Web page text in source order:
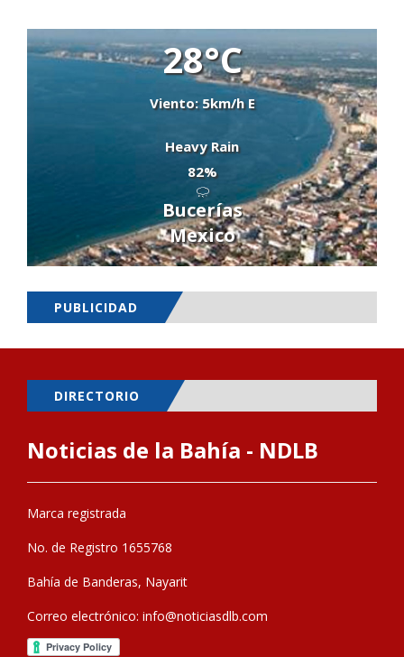
28°C
Viento: 5km/h E
Heavy Rain
82%
Bucerías
Mexico
PUBLICIDAD
DIRECTORIO
Noticias de la Bahía - NDLB
Marca registrada
No. de Registro 1655768
Bahía de Banderas, Nayarit
Correo electrónico: info@noticiasdlb.com